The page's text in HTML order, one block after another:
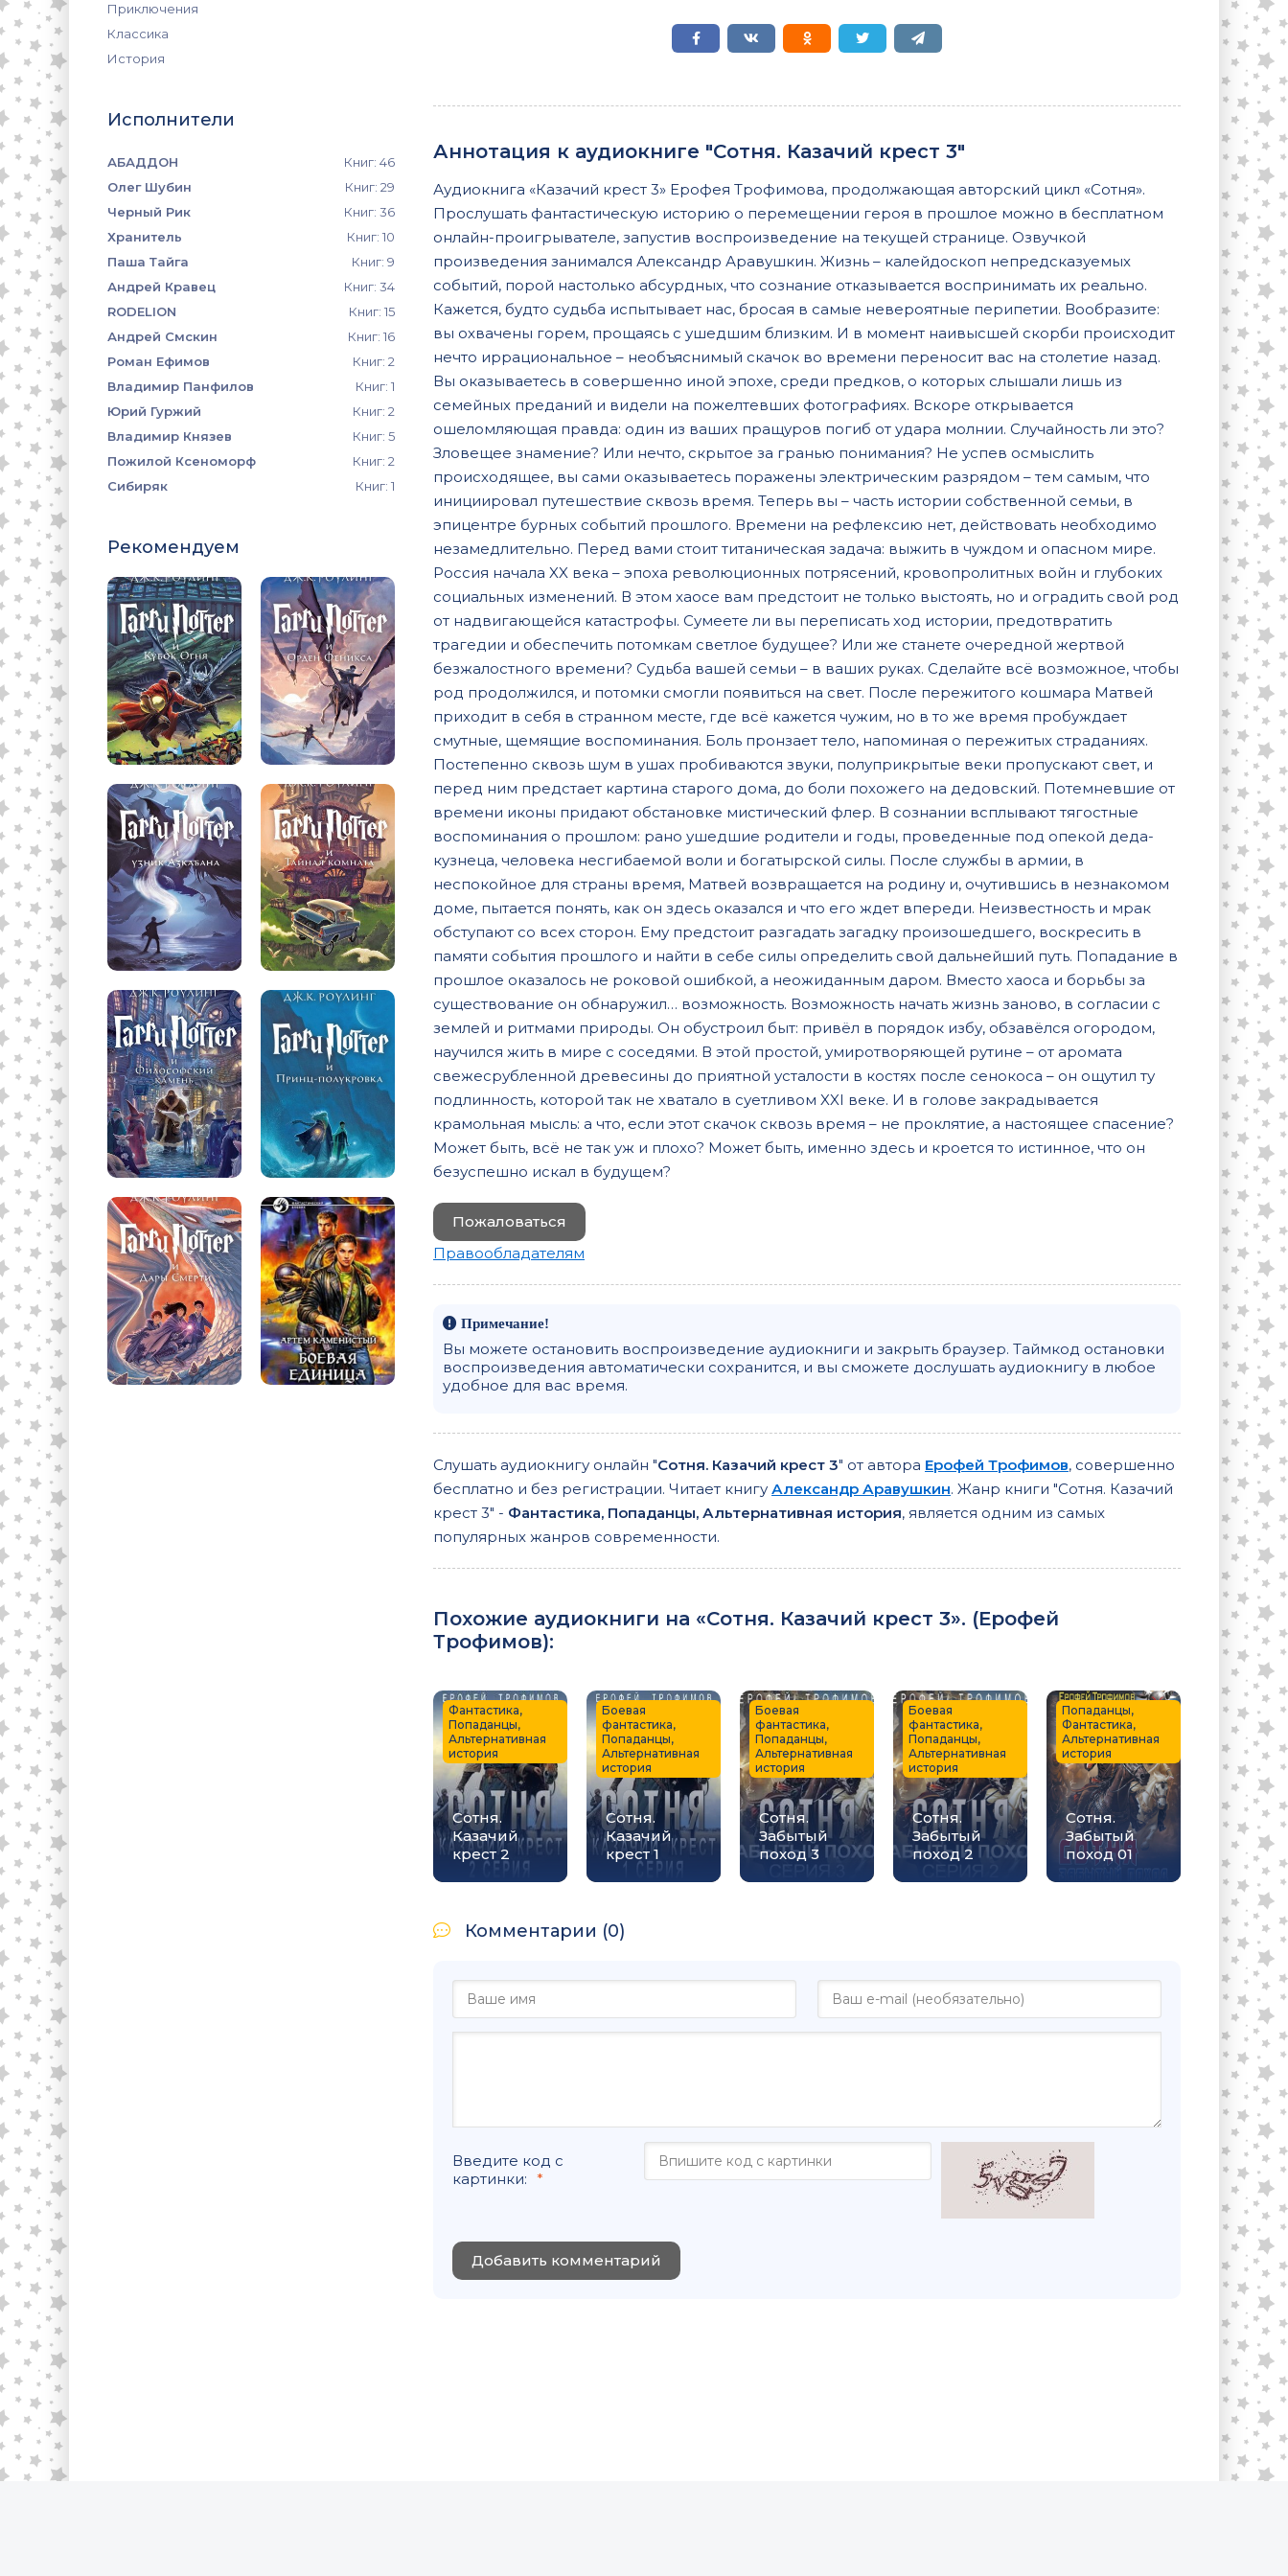
Приключения
Классика
История
Исполнители
АБАДДОН
Книг: 46
Олег Шубин
Книг: 29
Черный Рик
Книг: 36
Хранитель
Книг: 10
Паша Тайга
Книг: 9
Андрей Кравец
Книг: 34
RODELION
Книг: 15
Андрей Смскин
Книг: 16
Роман Ефимов
Книг: 2
Владимир Панфилов
Книг: 1
Юрий Гуржий
Книг: 2
Владимир Князев
Книг: 5
Пожилой Ксеноморф
Книг: 2
Сибиряк
Книг: 1
Рекомендуем
Аннотация к аудиокниге "Сотня. Казачий крест 3"
Аудиокнига «Казачий крест 3» Ерофея Трофимова, продолжающая авторский цикл «Сотня».
Прослушать фантастическую историю о перемещении героя в прошлое можно в бесплатном
онлайн-проигрывателе, запустив воспроизведение на текущей странице. Озвучкой
произведения занимался Александр Аравушкин. Жизнь – калейдоскоп непредсказуемых
событий, порой настолько абсурдных, что сознание отказывается воспринимать их реально.
Кажется, будто судьба испытывает нас, бросая в самые невероятные перипетии. Вообразите:
вы охвачены горем, прощаясь с ушедшим близким. И в момент наивысшей скорби происходит
нечто иррациональное – необъяснимый скачок во времени переносит вас на столетие назад.
Вы оказываетесь в совершенно иной эпохе, среди предков, о которых слышали лишь из
семейных преданий и видели на пожелтевших фотографиях. Вскоре открывается
ошеломляющая правда: один из ваших пращуров погиб от удара молнии. Случайность ли это?
Зловещее знамение? Или нечто, скрытое за гранью понимания? Не успев осмыслить
происходящее, вы сами оказываетесь поражены электрическим разрядом – тем самым, что
инициировал путешествие сквозь время. Теперь вы – часть истории собственной семьи, в
эпицентре бурных событий прошлого. Времени на рефлексию нет, действовать необходимо
незамедлительно. Перед вами стоит титаническая задача: выжить в чуждом и опасном мире.
Россия начала XX века – эпоха революционных потрясений, кровопролитных войн и глубоких
социальных изменений. В этом хаосе вам предстоит не только выстоять, но и оградить свой род
от надвигающейся катастрофы. Сумеете ли вы переписать ход истории, предотвратить
трагедии и обеспечить потомкам светлое будущее? Или же станете очередной жертвой
безжалостного времени? Судьба вашей семьи – в ваших руках. Сделайте всё возможное, чтобы
род продолжился, и потомки смогли появиться на свет. После пережитого кошмара Матвей
приходит в себя в странном месте, где всё кажется чужим, но в то же время пробуждает
смутные, щемящие воспоминания. Боль пронзает тело, напоминая о пережитых страданиях.
Постепенно сквозь шум в ушах пробиваются звуки, полуприкрытые веки пропускают свет, и
перед ним предстает картина старого дома, до боли похожего на дедовский. Потемневшие от
времени иконы придают обстановке мистический флер. В сознании всплывают тягостные
воспоминания о прошлом: рано ушедшие родители и годы, проведенные под опекой деда-
кузнеца, человека несгибаемой воли и богатырской силы. После службы в армии, в
неспокойное для страны время, Матвей возвращается на родину и, очутившись в незнакомом
доме, пытается понять, как он здесь оказался и что его ждет впереди. Неизвестность и мрак
обступают со всех сторон. Ему предстоит разгадать загадку произошедшего, воскресить в
памяти события прошлого и найти в себе силы определить свой дальнейший путь. Попадание в
прошлое оказалось не роковой ошибкой, а неожиданным даром. Вместо хаоса и борьбы за
существование он обнаружил… возможность. Возможность начать жизнь заново, в согласии с
землей и ритмами природы. Он обустроил быт: привёл в порядок избу, обзавёлся огородом,
научился жить в мире с соседями. В этой простой, умиротворяющей рутине – от аромата
свежесрубленной древесины до приятной усталости в костях после сенокоса – он ощутил ту
подлинность, которой так не хватало в суетливом XXI веке. И в голове закрадывается
крамольная мысль: а что, если этот скачок сквозь время – не проклятие, а настоящее спасение?
Может быть, всё не так уж и плохо? Может быть, именно здесь и кроется то истинное, что он
безуспешно искал в будущем?
Пожаловаться
Правообладателям
Примечание!
Вы можете остановить воспроизведение аудиокниги и закрыть браузер. Таймкод остановки
воспроизведения автоматически сохранится, и вы сможете дослушать аудиокнигу в любое
удобное для вас время.
Слушать аудиокнигу онлайн "Сотня. Казачий крест 3" от автора Ерофей Трофимов, совершенно
бесплатно и без регистрации. Читает книгу Александр Аравушкин. Жанр книги "Сотня. Казачий
крест 3" - Фантастика, Попаданцы, Альтернативная история, является одним из самых
популярных жанров современности.
Похожие аудиокниги на «Сотня. Казачий крест 3». (Ерофей
Трофимов):
Сотня.
Казачий
крест 2
Фантастика,
Попаданцы,
Альтернативная
история
Сотня.
Казачий
крест 1
Боевая
фантастика,
Попаданцы,
Альтернативная
история
Сотня.
Забытый
поход 3
Боевая
фантастика,
Попаданцы,
Альтернативная
история
Сотня.
Забытый
поход 2
Боевая
фантастика,
Попаданцы,
Альтернативная
история
Сотня.
Забытый
поход 01
Попаданцы,
Фантастика,
Альтернативная
история
Комментарии (0)
Введите код с
картинки:
Добавить комментарий